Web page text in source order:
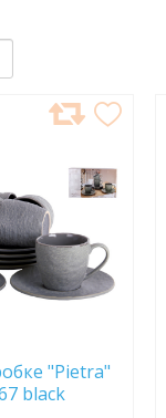
"Pietra"
black